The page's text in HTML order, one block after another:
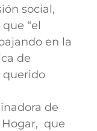
social,
“el
en la
de
querido
de
Hogar, que